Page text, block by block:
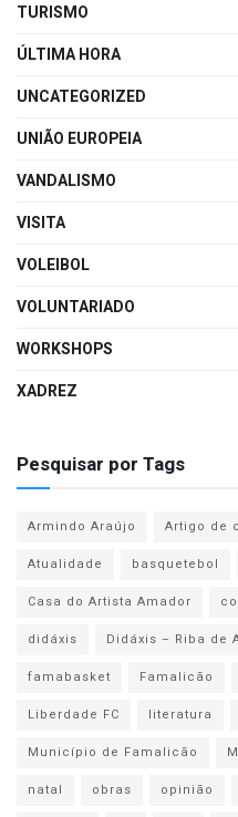
TURISMO
ÚLTIMA HORA
UNCATEGORIZED
UNIÃO EUROPEIA
VANDALISMO
VISITA
VOLEIBOL
VOLUNTARIADO
WORKSHOPS
XADREZ
Pesquisar por Tags
Armindo Araújo Artigo de
Atualidade
basquetebol
Casa do Artista Amador
didáxis
Didáxis – Riba de
famabasket
Famalicão
Liberdade FC
literatura
Município de Famalicão
natal
obras opinião